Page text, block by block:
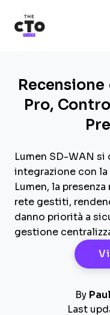
Pro,
Lumen SD-WAN si
integrazione con
Lumen, la
rete gestiti,
danno priorità a
gestione
By
Last